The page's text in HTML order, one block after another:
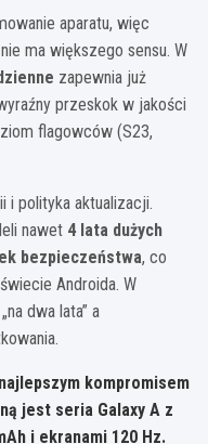
aparatu, więc
ma większego sensu. W
zapewnia już
przeskok w jakości
flagowców (S23,
i polityka aktualizacji.
nawet 4 lata dużych
bezpieczeństwa, co
Androida. W
dwa lata” a
kompromisem
jest seria Galaxy A z
i ekranami 120 Hz.